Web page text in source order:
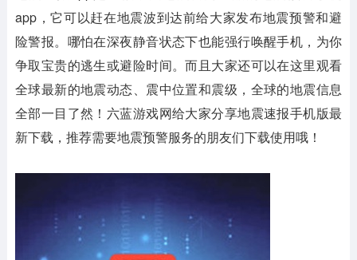
app，它可以赶在地震波到达前给大家发布地震预警和避
险警报。哪怕在深夜静音状态下也能强行唤醒手机，为你
争取宝贵的逃生或避险时间。而且大家还可以在这里观看
全球最新的地震动态、震中位置和震级，全球的地震信息
全部一目了然！六蓝游戏网给大家分享地震速报手机版最
新下载，推荐需要地震预警服务的朋友们下载使用哦！